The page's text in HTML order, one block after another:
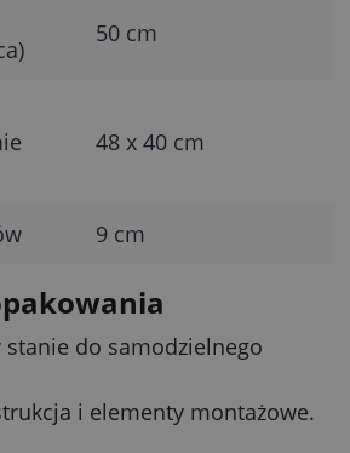
50 cm
48 x 40 cm
9 cm
stanie do samodzielnego
i elementy montażowe.